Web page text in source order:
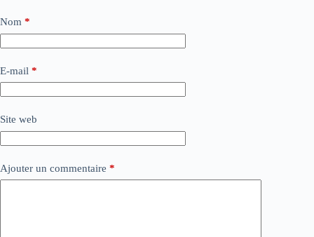
Nom *
E-mail *
Site web
Ajouter un commentaire *